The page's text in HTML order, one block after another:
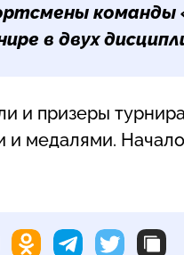
команды
в двух
и призеры
медалями. Начало